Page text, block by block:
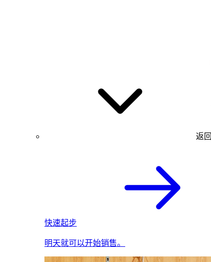
返回
快速起步
明天就可以开始销售。